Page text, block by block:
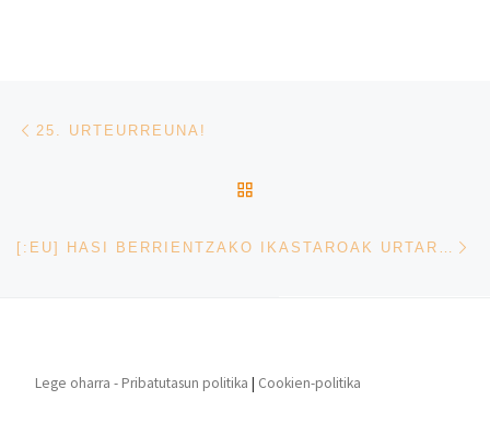
Post navigation
25. URTEURREUNA!
Lege oharra - Pribatutasun politika | Cookien-politika